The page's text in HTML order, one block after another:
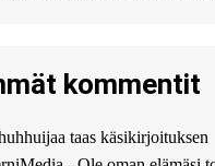
Suomi 👏
five! You’ve
kommentit
taas käsikirjoituksen